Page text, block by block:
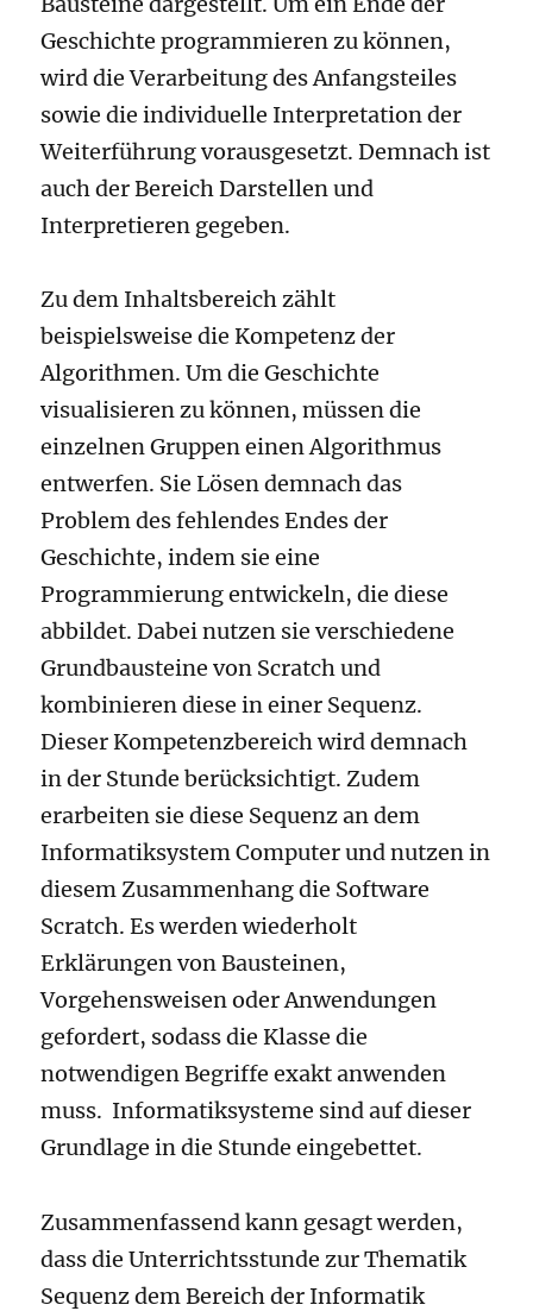
Geschichte programmieren zu können,
wird die Verarbeitung des Anfangsteiles
sowie die individuelle Interpretation der
Weiterführung vorausgesetzt. Demnach ist
auch der Bereich Darstellen und
Interpretieren gegeben.
Zu dem Inhaltsbereich zählt
beispielsweise die Kompetenz der
Algorithmen. Um die Geschichte
visualisieren zu können, müssen die
einzelnen Gruppen einen Algorithmus
entwerfen. Sie Lösen demnach das
Problem des fehlendes Endes der
Geschichte, indem sie eine
Programmierung entwickeln, die diese
abbildet. Dabei nutzen sie verschiedene
Grundbausteine von Scratch und
kombinieren diese in einer Sequenz.
Dieser Kompetenzbereich wird demnach
in der Stunde berücksichtigt. Zudem
erarbeiten sie diese Sequenz an dem
Informatiksystem Computer und nutzen in
diesem Zusammenhang die Software
Scratch. Es werden wiederholt
Erklärungen von Bausteinen,
Vorgehensweisen oder Anwendungen
gefordert, sodass die Klasse die
notwendigen Begriffe exakt anwenden
muss. Informatiksysteme sind auf dieser
Grundlage in die Stunde eingebettet.
Zusammenfassend kann gesagt werden,
dass die Unterrichtsstunde zur Thematik
Sequenz dem Bereich der Informatik